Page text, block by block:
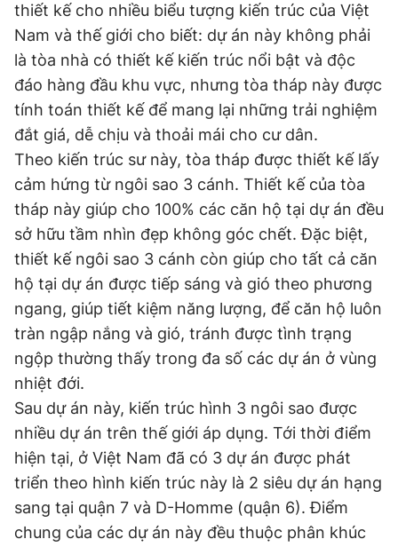
Đọc Thanh Niên trên điện thoại
Hotline
0906 645 777
Liên hệ quảng cáo
0908 780 404
Đặt báo Quảng cáo RSS Tòa soạn Chính sách bảo
Tổng biên tập: Nguyễn Ngọc Toàn
Phó tổng biên tập thường trực: Hải Thành
Phó tổng biên tập: Lâm Hiếu Dũng
Phó tổng biên tập: Trần Việt Hưng
Tổng thư ký tòa soạn: Đức Trung
Giấy phép xuất bản số 110/GP - BTTTT cấp ngày 24.3.2020
© 2003-2026 Bản quyền thuộc về Báo Thanh Niên. Cấm sao
chép dưới mọi hình thức nếu không có sự chấp thuận bằng văn
bản. Phát triển bởi ePi Technologies, JSC.
thiết kế cho nhiều biểu tượng kiến trúc của Việt
Nam và thế giới cho biết: dự án này không phải
là tòa nhà có thiết kế kiến trúc nổi bật và độc
đáo hàng đầu khu vực, nhưng tòa tháp này được
tính toán thiết kế để mang lại những trải nghiệm
đắt giá, dễ chịu và thoải mái cho cư dân.
Theo kiến trúc sư này, tòa tháp được thiết kế lấy
cảm hứng từ ngôi sao 3 cánh. Thiết kế của tòa
tháp này giúp cho 100% các căn hộ tại dự án đều
sở hữu tầm nhìn đẹp không góc chết. Đặc biệt,
thiết kế ngôi sao 3 cánh còn giúp cho tất cả căn
hộ tại dự án được tiếp sáng và gió theo phương
ngang, giúp tiết kiệm năng lượng, để căn hộ luôn
tràn ngập nắng và gió, tránh được tình trạng
ngộp thường thấy trong đa số các dự án ở vùng
nhiệt đới.
Sau dự án này, kiến trúc hình 3 ngôi sao được
nhiều dự án trên thế giới áp dụng. Tới thời điểm
hiện tại, ở Việt Nam đã có 3 dự án được phát
triển theo hình kiến trúc này là 2 siêu dự án hạng
sang tại quận 7 và D-Homme (quận 6). Điểm
chung của các dự án này đều thuộc phân khúc